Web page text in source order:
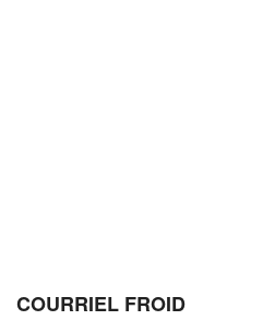
COURRIEL FROID